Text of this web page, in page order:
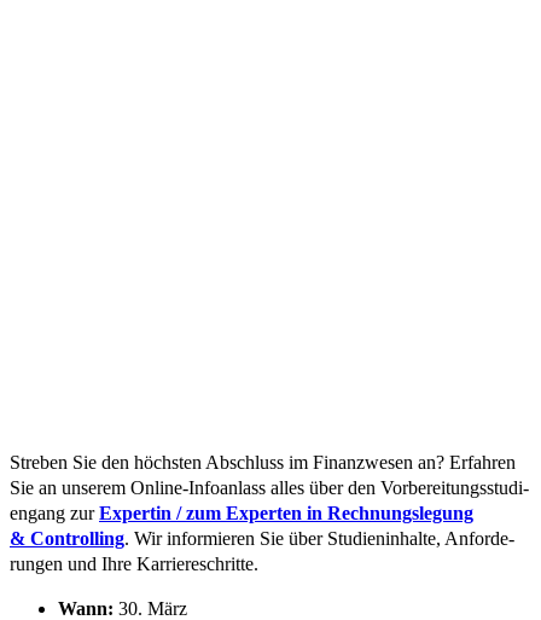
Stre­ben Sie den höch­sten Abschluss im Finanz­we­sen an? Erfah­ren
Sie an unse­rem Online-Info­an­lass alles über den Vor­be­rei­tungs­stu­di­
en­gang zurExper­tin / zum Exper­ten in Rech­nungs­le­gung
& Con­trol­ling. Wir infor­mie­ren Sie über Stu­di­en­in­hal­te, Anfor­de­
run­gen und Ihre Kar­rie­re­schrit­te.
Wann: 30. März